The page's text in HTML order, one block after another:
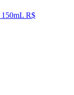
150mL R$